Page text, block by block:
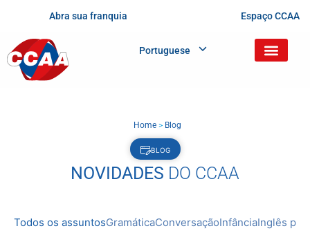
Abra sua franquia Espaço CCAA
Portuguese
Home > Blog
BLOG
NOVIDADES DO CCAA
Todos os assuntosGramáticaConversaçãoInfânciaInglês